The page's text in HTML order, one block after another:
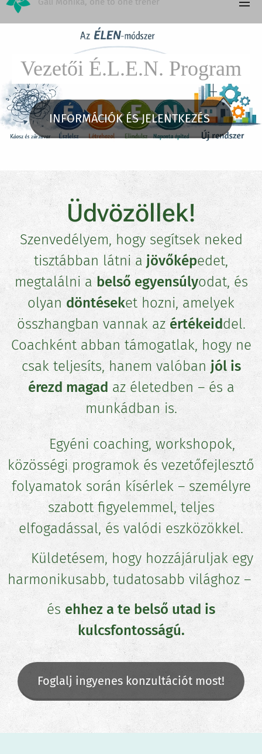
Vezetői É.L.E.N. Program
INFORMÁCIÓK ÉS JELENTKEZÉS
Üdvözöllek!
Szenvedélyem, hogy segítsek neked
tisztábban látni a jövőképedet,
megtalálni a belső egyensúlyodat, és
olyan döntéseket hozni, amelyek
összhangban vannak az értékeiddel.
Coachként abban támogatlak, hogy ne
csak teljesíts, hanem valóban jól is
érezd magadaz életedben – és a
munkádban is.
👥 Egyéni coaching, workshopok,
közösségi programok és vezetőfejlesztő
folyamatok során kísérlek – személyre
szabott figyelemmel, teljes
elfogadással, és valódi eszközökkel.
🌍 Küldetésem, hogy hozzájáruljak egy
harmonikusabb, tudatosabb világhoz –
és ehhez a te belső utad is
kulcsfontosságú.
Foglalj ingyenes konzultációt most!